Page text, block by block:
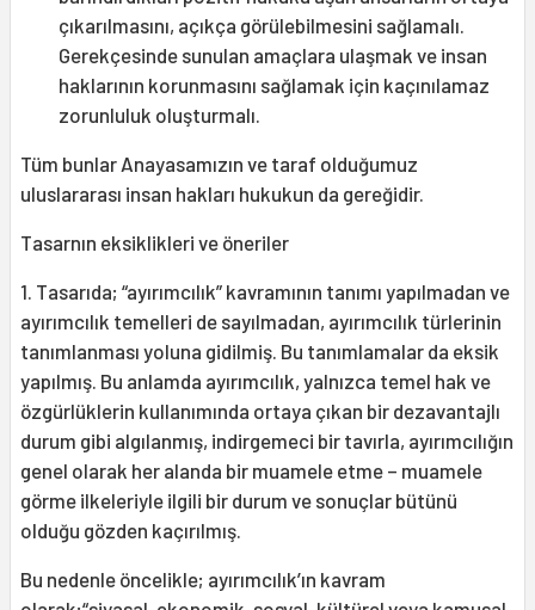
çıkarılmasını, açıkça görülebilmesini sağlamalı.
Gerekçesinde sunulan amaçlara ulaşmak ve insan
haklarının korunmasını sağlamak için kaçınılamaz
zorunluluk oluşturmalı.
Tüm bunlar Anayasamızın ve taraf olduğumuz
uluslararası insan hakları hukukun da gereğidir.
Tasarnın eksiklikleri ve öneriler
1. Tasarıda; “ayırımcılık” kavramının tanımı yapılmadan ve
ayırımcılık temelleri de sayılmadan, ayırımcılık türlerinin
tanımlanması yoluna gidilmiş. Bu tanımlamalar da eksik
yapılmış. Bu anlamda ayırımcılık, yalnızca temel hak ve
özgürlüklerin kullanımında ortaya çıkan bir dezavantajlı
durum gibi algılanmış, indirgemeci bir tavırla, ayırımcılığın
genel olarak her alanda bir muamele etme – muamele
görme ilkeleriyle ilgili bir durum ve sonuçlar bütünü
olduğu gözden kaçırılmış.
Bu nedenle öncelikle; ayırımcılık’ın kavram